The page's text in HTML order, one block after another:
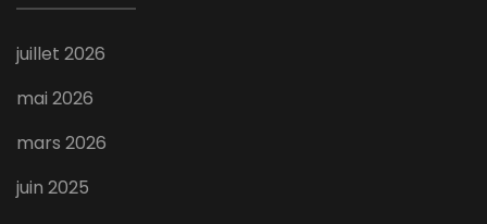
juillet 2026
mai 2026
mars 2026
juin 2025